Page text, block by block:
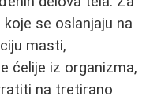
se oslanjaju na
masti,
ćelije iz organizma,
na tretirano